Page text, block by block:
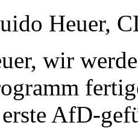
Heuer,
wir
AfD-